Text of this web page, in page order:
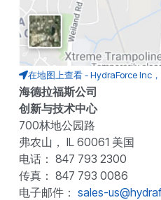
在地图上查看 - HydraForce Inc
海德拉福斯公司
创新与技术中心
700林地公园路
弗农山， IL 60061 美国
电话： 847 793 2300
传真： 847 793 0086
电子邮件： sales-